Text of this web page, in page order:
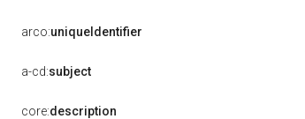
arco:uniqueIdentifier
a-cd:subject
core:description